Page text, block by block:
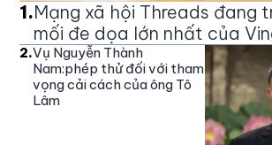
1.Mạng xã hội Threads đang
mối đe dọa lớn nhất của
2.Vụ Nguyễn Thành
Nam:phép thử đối với tham
vọng cải cách của ông Tô
Lâm